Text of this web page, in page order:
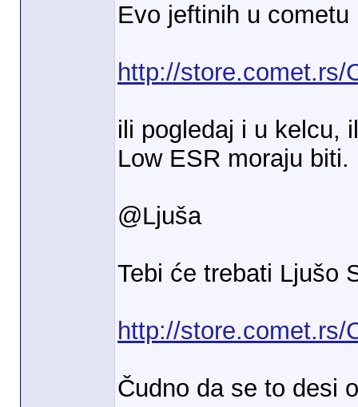
Evo jeftinih u cometu
http://store.comet.rs/
ili pogledaj i u kelcu,
Low ESR moraju biti.
@Ljuša
Tebi će trebati Ljušo
http://store.comet.rs/
Čudno da se to desi